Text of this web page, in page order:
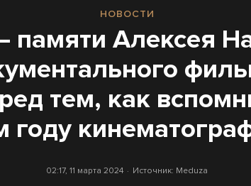
НОВОСТИ
памяти Алексея
тем, как
году
02:17, 11 марта 2024 Источник: Meduza